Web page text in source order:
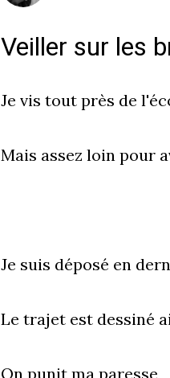
Veiller sur les
Je vis tout près de
Mais assez loin pour
Je suis déposé en
Le trajet est dessiné
On punit ma paresse